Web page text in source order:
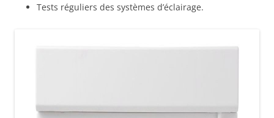
Tests réguliers des systèmes d’éclairage.